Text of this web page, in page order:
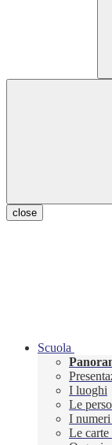
close
Scuola
I luoghi
Le
I numeri
Le carte